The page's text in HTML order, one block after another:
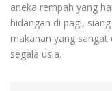
aneka rempah yang
hidangan di pagi,
makanan yang
segala usia.